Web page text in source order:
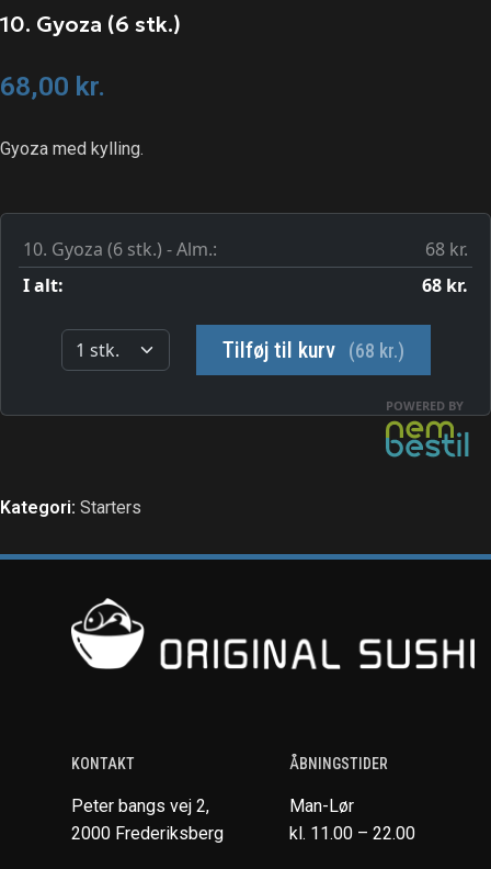
10. Gyoza (6 stk.)
68,00 kr.
Gyoza med kylling.
Kategori: Starters
KONTAKT
Peter bangs vej 2,
2000 Frederiksberg
ÅBNINGSTIDER
Man-Lør
kl. 11.00 – 22.00